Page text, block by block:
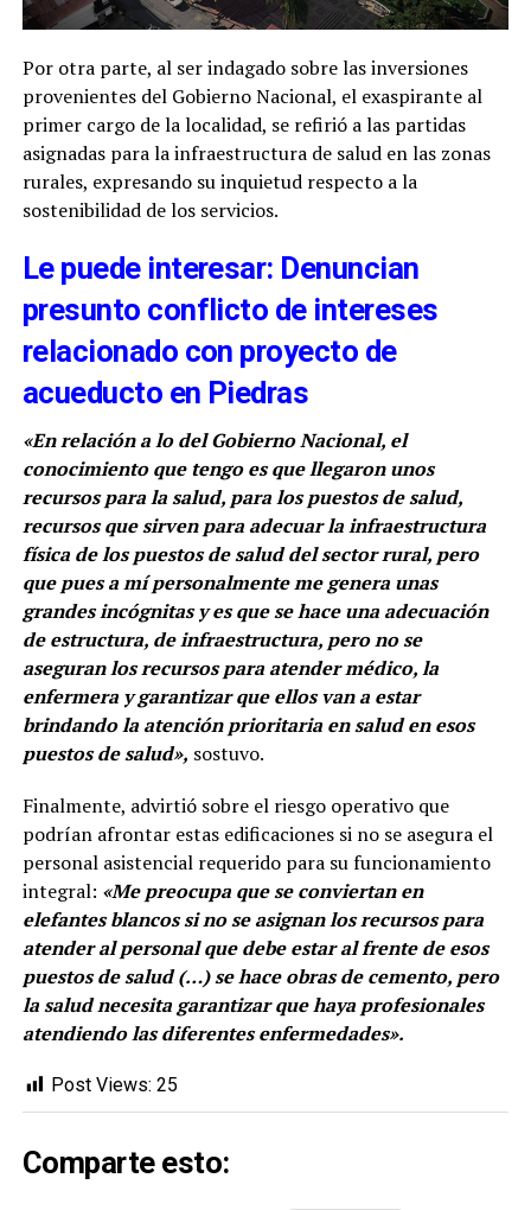
Por otra parte, al ser indagado sobre las inversiones
provenientes del Gobierno Nacional, el exaspirante al
primer cargo de la localidad, se refirió a las partidas
asignadas para la infraestructura de salud en las zonas
rurales, expresando su inquietud respecto a la
sostenibilidad de los servicios.
Le puede interesar: Denuncian
presunto conflicto de intereses
relacionado con proyecto de
acueducto en Piedras
«En relación a lo del Gobierno Nacional, el
conocimiento que tengo es que llegaron unos
recursos para la salud, para los puestos de salud,
recursos que sirven para adecuar la infraestructura
física de los puestos de salud del sector rural, pero
que pues a mí personalmente me genera unas
grandes incógnitas y es que se hace una adecuación
de estructura, de infraestructura, pero no se
aseguran los recursos para atender médico, la
enfermera y garantizar que ellos van a estar
brindando la atención prioritaria en salud en esos
puestos de salud», sostuvo.
Finalmente, advirtió sobre el riesgo operativo que
podrían afrontar estas edificaciones si no se asegura el
personal asistencial requerido para su funcionamiento
integral: «Me preocupa que se conviertan en
elefantes blancos si no se asignan los recursos para
atender al personal que debe estar al frente de esos
puestos de salud (…) se hace obras de cemento, pero
la salud necesita garantizar que haya profesionales
atendiendo las diferentes enfermedades».
Post Views: 25
Comparte esto: